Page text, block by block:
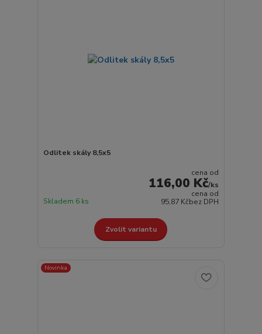
Odlitek skály 8,5x5
cena od
116,00 Kč/ks
cena od
95,87 Kčbez DPH
Skladem 6 ks
Zvolit variantu
Novinka